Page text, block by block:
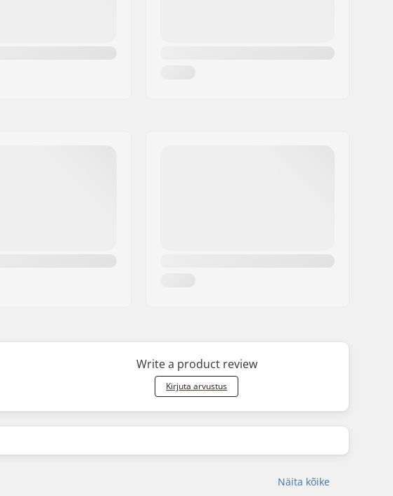
Write a product review
Kirjuta arvustus
Näita kõike